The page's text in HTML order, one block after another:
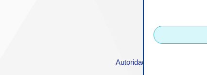
Autoridad Portuaria de